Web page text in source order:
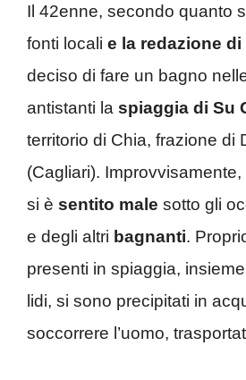
Il 42enne, secondo quanto
fonti locali e la redazione di
deciso di fare un bagno
antistanti la spiaggia di Su
territorio di Chia, frazione di
(Cagliari).
si è sentito male sotto gli
e degli altri bagnanti.
presenti in spiaggia,
lidi, si sono precipitati in
soccorrere l’uomo,